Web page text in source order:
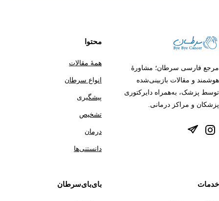
سرطان؛ مشاورهٔ
بازبینی‌شده
به‌همراه دایرکتوری
درمانی.
همهٔ مقالات
انواع سرطان
پیشگیری
بای‌بای‌سرطان